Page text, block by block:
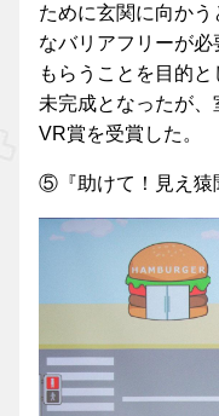
ために玄関に向か
なバリアフリーが
もらうことを目的
未完成となったが、
VR賞を受賞した。
⑤『助けて！見え猿